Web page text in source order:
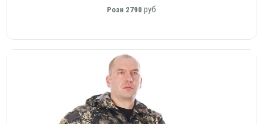
Розн 2790 руб